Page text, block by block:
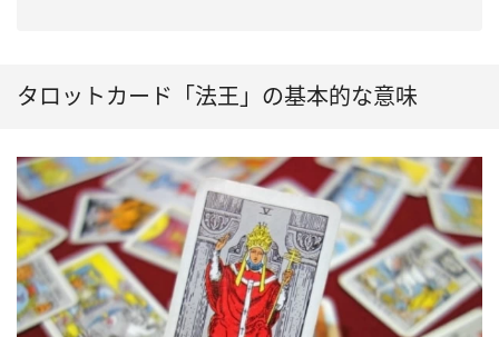
タロットカード「法王」の基本的な意味